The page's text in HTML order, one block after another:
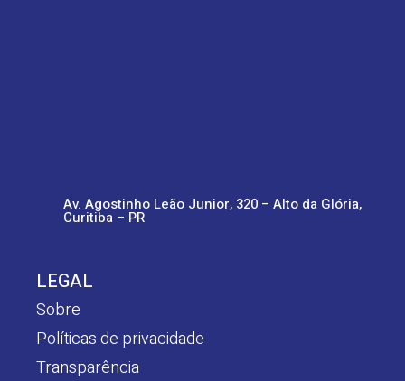
Av. Agostinho Leão Junior, 320 – Alto da Glória,
Curitiba – PR
LEGAL
Sobre
Políticas de privacidade
Transparência